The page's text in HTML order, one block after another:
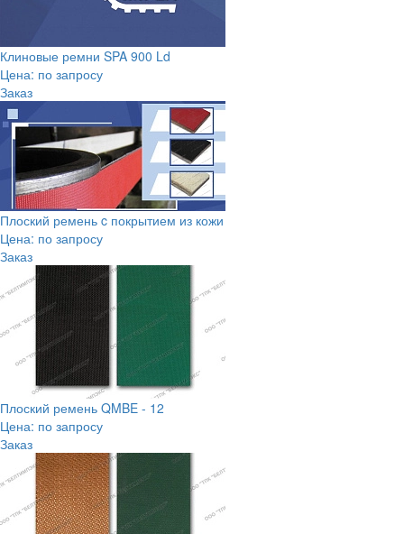
Клиновые ремни SPA 900 Ld
Цена: по запросу
Заказ
Плоский ремень c покрытием из кожи
Цена: по запросу
Заказ
Плоский ремень QMBE - 12
Цена: по запросу
Заказ